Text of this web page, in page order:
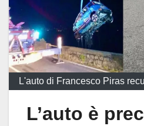
L'auto di Francesco Piras
L’auto è